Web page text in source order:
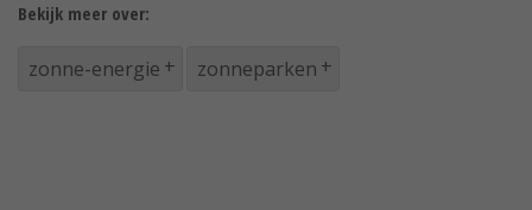
Bekijk meer over:
zonne-energie zonneparken